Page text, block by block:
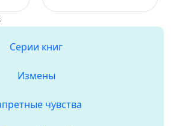
Серии книг
Измены
чувства